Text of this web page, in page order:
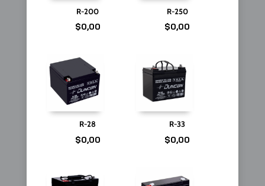
R-200
$0,00
R-250
$0,00
R-28
$0,00
R-33
$0,00